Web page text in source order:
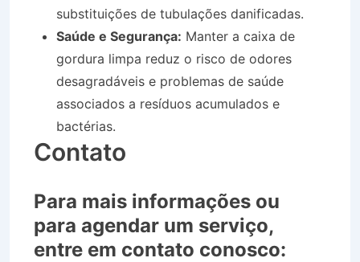
substituições de tubulações danificadas.
Saúde e Segurança: Manter a caixa de
gordura limpa reduz o risco de odores
desagradáveis e problemas de saúde
associados a resíduos acumulados e
bactérias.
Contato
Para mais informações ou
para agendar um serviço,
entre em contato conosco: